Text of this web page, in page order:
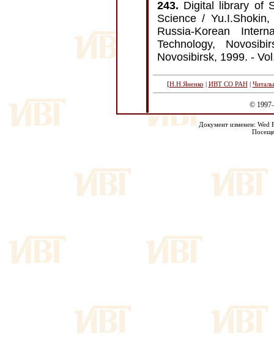
243. Digital library of
Science /
Russia-Korean
Technology,
Novosibirsk, 1999. -
[Н.Н.Яненко | ИВТ СО РАН|
©
Документ изменен: Wed